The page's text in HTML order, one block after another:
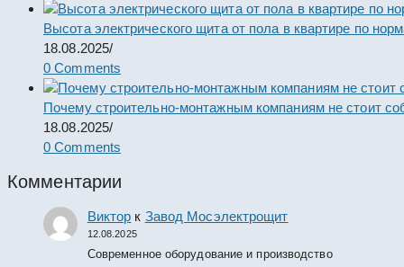
Высота электрического щита от пола в квартире по
18.08.2025/
0 Comments
Почему строительно-монтажным компаниям не стоит
18.08.2025/
0 Comments
Комментарии
Виктор к Завод Мосэлектрощит
12.08.2025
Современное оборудование и производство